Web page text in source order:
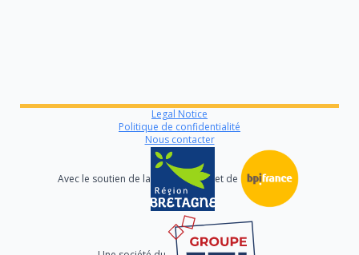
Legal Notice
Politique de confidentialité
Nous contacter
Avec le soutien de la et de